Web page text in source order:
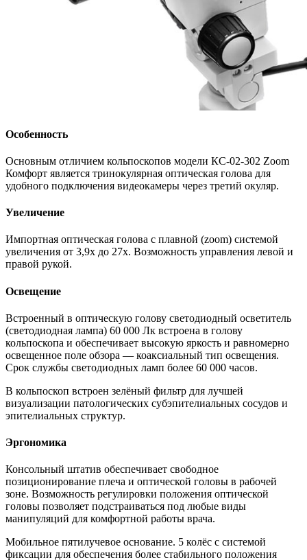
Особенность
Основным отличием кольпоскопов модели КС-02-302 Zoom
Комфорт является тринокулярная оптическая голова для
удобного подключения видеокамеры через третий окуляр.
Увеличение
Импортная оптическая голова с плавной (zoom) системой
увеличения от 3,9х до 27х. Возможность управления левой и
правой рукой.
Освещение
Встроенный в оптическую голову светодиодный осветитель
(светодиодная лампа) 60 000 Лк встроена в голову
кольпоскопа и обеспечивает высокую яркость и равномерно
освещенное поле обзора — коаксиальный тип освещения.
Срок службы светодиодных ламп более 60 000 часов.
В кольпоскоп встроен зелёный фильтр для лучшей
визуализации патологических субэпителиальных сосудов и
эпителиальных структур.
Эргономика
Консольный штатив обеспечивает свободное
позиционирование плеча и оптической головы в рабочей
зоне. Возможность регулировки положения оптической
головы позволяет подстраиваться под любые виды
манипуляций для комфортной работы врача.
Мобильное пятилучевое основание. 5 колёс с системой
фиксации для обеспечения более стабильного положения